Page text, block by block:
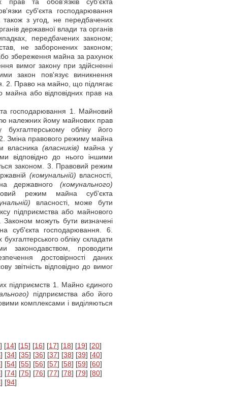
суб'єкта господарювання
з угод, не передбачених
державної влади та органів
передбачених законом;
не заборонених законом;
збереження майна за рахунок
вимог закону при здійсненні
закон пов'язує виникнення
2. Право на майно, що підлягає
майна або відповідних прав на
господарювання 1. Майновий
належних йому майнових прав
обліку його
2. Зміна правового режиму майна
власника(власників) майна у
відповідно до нього іншими
законом. 3. Правовий режим
(комунальній) власності,
державного (комунального)
режим майна суб'єкта
власності, може бути
підприємства або майнового
Законом можуть бути визначені
суб'єкта господарювання. 6.
обліку складати
законодавством, проводити
достовірності даних
звітність відповідно до вимог
підприємств 1. Майно єдиного
підприємства або його
комплексами і виділяються
] [14] [15] [16] [17] [18] [19] [20]
] [34] [35] [36] [37] [38] [39] [40]
] [54] [55] [56] [57] [58] [59] [60]
] [74] [75] [76] [77] [78] [79] [80]
] [94]